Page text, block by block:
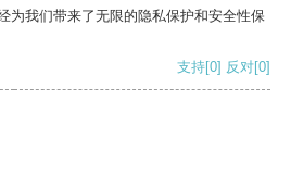
为我们带来了无限的隐私保护和安全性保
支持[0] 反对[0]